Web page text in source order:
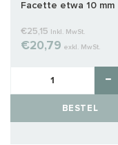
Facette etwa 10 mm
€25,15 Inkl. MwSt.
€20,79 exkl. MwSt.
BESTEL